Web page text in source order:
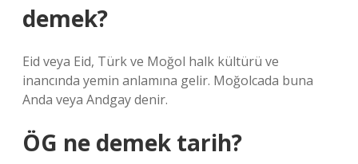
demek?
Eid veya Eid, Türk ve Moğol halk kültürü ve
inancında yemin anlamına gelir. Moğolcada buna
Anda veya Andgay denir.
ÖG ne demek tarih?